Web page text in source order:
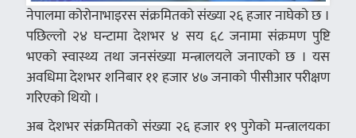
नेपालमा कोरोनाभाइरस संक्रमितको संख्या २६ हजार नाघेको छ ।
पछिल्लो २४ घन्टामा देशभर ४ सय ६८ जनामा संक्रमण पुष्टि
भएको स्वास्थ्य तथा जनसंख्या मन्त्रालयले जनाएको छ । यस
अवधिमा देशभर शनिबार ११ हजार ४७ जनाको पीसीआर परीक्षण
गरिएको थियो ।
अब देशभर संक्रमितको संख्या २६ हजार १९ पुगेको मन्त्रालयका